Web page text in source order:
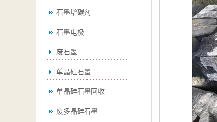
石墨增碳剂
石墨电极
废石墨
单晶硅石墨
单晶硅石墨回收
废多晶硅石墨